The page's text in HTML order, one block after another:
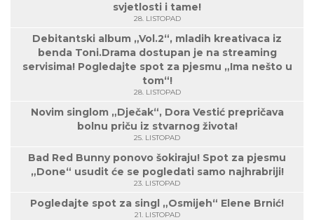
svjetlosti i tame!
28. LISTOPAD
Debitantski album „Vol.2“, mladih kreativaca iz
benda Toni.Drama dostupan je na streaming
servisima! Pogledajte spot za pjesmu „Ima nešto u
tom“!
28. LISTOPAD
Novim singlom „Dječak“, Dora Vestić prepričava
bolnu priču iz stvarnog života!
25. LISTOPAD
Bad Red Bunny ponovo šokiraju! Spot za pjesmu
„Done“ usudit će se pogledati samo najhrabriji!
23. LISTOPAD
Pogledajte spot za singl „Osmijeh“ Elene Brnić!
21. LISTOPAD